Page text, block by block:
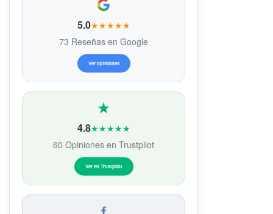
5.0★★★★★
73 Reseñas en Google
Ver opiniones
4.8★★★★★
60 Opiniones en Trustpilot
Ver en Trustpilot